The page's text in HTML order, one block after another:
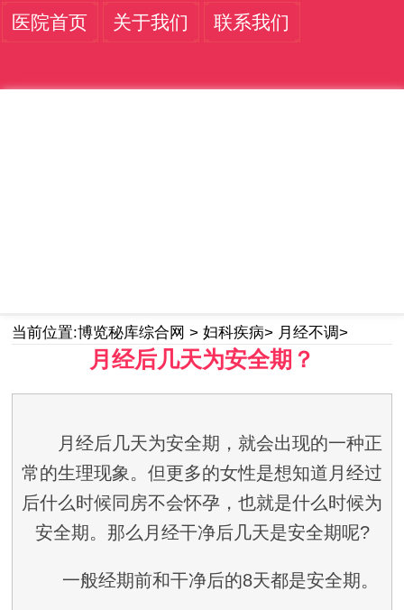
医院首页 关于我们 联系我们
当前位置:博览秘库综合网 > 妇科疾病> 月经不调>
月经后几天为安全期？
月经后几天为安全期，就会出现的一种正
常的生理现象。但更多的女性是想知道月经过
后什么时候同房不会怀孕，也就是什么时候为
安全期。那么月经干净后几天是安全期呢?
一般经期前和干净后的8天都是安全期。